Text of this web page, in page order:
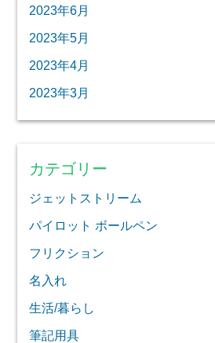
2023年6月
2023年5月
2023年4月
2023年3月
カテゴリー
ジェットストリーム
パイロット ボールペン
フリクション
名入れ
生活/暮らし
筆記用具